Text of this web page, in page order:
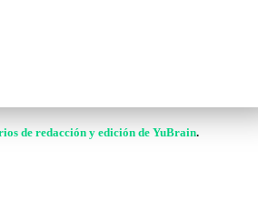
de redacción y edición de YuBrain.